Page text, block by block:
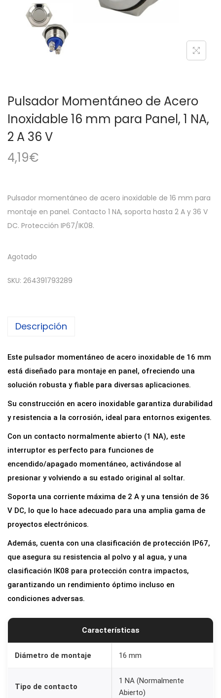
a
i
Pulsador Momentáneo de Acero
Inoxidable 16 mm para Panel, 1 NA,
2 A 36 V
4,19€
Pulsador momentáneo de acero inoxidable de 16 mm para
montaje en panel. Contacto 1 NA, soporta hasta 2 A y 36 V
DC. Protección IP67/IK08.
Agotado
SKU: 264391793289
Descripción
Este pulsador momentáneo de acero inoxidable de 16 mm
está diseñado para montaje en panel, ofreciendo una
solución robusta y fiable para diversas aplicaciones.
Su construcción en acero inoxidable garantiza durabilidad
y resistencia a la corrosión, ideal para entornos exigentes.
Con un contacto normalmente abierto (1 NA), este
interruptor es perfecto para funciones de
encendido/apagado momentáneo, activándose al
presionar y volviendo a su estado original al soltar.
Soporta una corriente máxima de 2 A y una tensión de 36
V DC, lo que lo hace adecuado para una amplia gama de
proyectos electrónicos.
Además, cuenta con una clasificación de protección IP67,
que asegura su resistencia al polvo y al agua, y una
clasificación IK08 para protección contra impactos,
garantizando un rendimiento óptimo incluso en
condiciones adversas.
Características
Diámetro de montaje 16 mm
Tipo de contacto
1 NA (Normalmente
Abierto)